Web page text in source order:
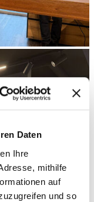
Daten
Ihre
mithilfe
auf
und so